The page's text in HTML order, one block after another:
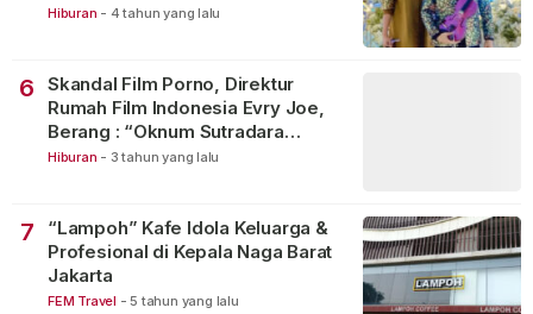
Hiburan - 4 tahun yang lalu
6
Skandal Film Porno, Direktur
Rumah Film Indonesia Evry Joe,
Berang : “Oknum Sutradara
Merusak Perfilman Indonesia”!
Hiburan - 3 tahun yang lalu
7
“Lampoh” Kafe Idola Keluarga &
Profesional di Kepala Naga Barat
Jakarta
FEM Travel - 5 tahun yang lalu